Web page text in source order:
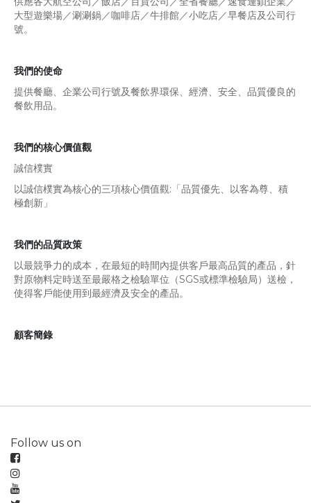
大型遊樂場／涮涮鍋／咖啡店／牛排館／小吃店／早餐店及公司行
號。
我們的使命
提供餐廳、企業公司行號及餐飲界環保、經濟、安全、品質優良的
餐飲用品。
我們的核心價值觀
誠信樸實
以誠信樸實為核心的三項核心價值觀:「品質優先、以客為尊、積
極創新」
我們的品質政策
以最競爭力的成本，在最短的時間內提供客戶最高品質的產品，針
對原物料定時送至最嚴格之檢驗單位（SGS或標準檢驗局）送檢，
使得客戶能使用到最經濟及安全的產品。
顧客簡錄
Follow us on